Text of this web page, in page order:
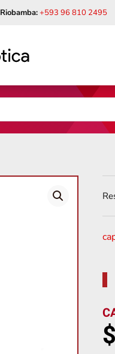
Riobamba:+593 96 810 2495
$